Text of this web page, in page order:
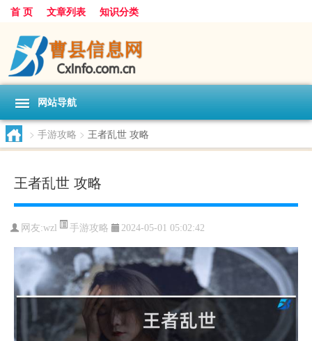
首 页 文章列表 知识分类
网站导航
> 手游攻略 > 王者乱世 攻略
王者乱世 攻略
网友:wzl 手游攻略 2024-05-01 05:02:42